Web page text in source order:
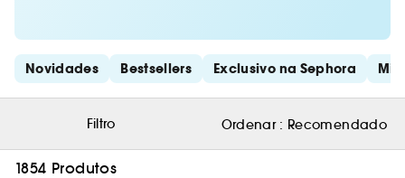
Saltar os links rápidos
Novidades Bestsellers Exclusivo na Sephora
Filtro Ordenar : Recomendado
1854 Produtos